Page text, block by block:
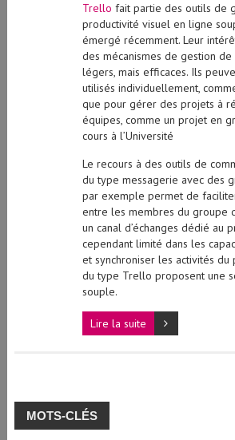
Trello fait partie des outils de
productivité visuel en ligne
émergé récemment. Leur
des mécanismes de gestion
légers, mais efficaces. Ils
utilisés individuellement,
que pour gérer des projets à
équipes, comme un projet en
cours à l’Université
Le recours à des outils de
du type messagerie avec des
par exemple permet de
entre les membres du groupe
un canal d’échanges dédié au
cependant limité dans les
et synchroniser les activités du
du type Trello proposent une
souple.
Lire la suite
MOTS-CLÉS